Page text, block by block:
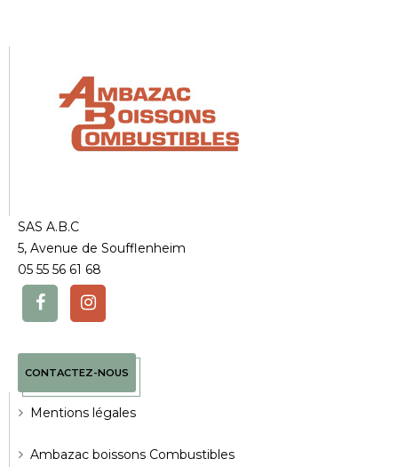
SAS A.B.C
5, Avenue de Soufflenheim
05 55 56 61 68
CONTACTEZ-NOUS
Mentions légales
Ambazac boissons Combustibles